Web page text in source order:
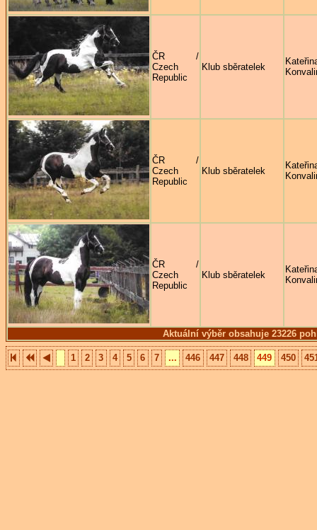
Aktuální výběr obsahuje 23226
ČR /
Czech
Republic
Klub sběratelek
ČR /
Czech
Republic
Klub sběratelek
ČR /
Czech
Republic
Klub sběratelek
1 2 3 4 5 6 7 ... 446 447 448 449 450